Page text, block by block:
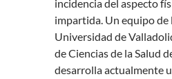
incidencia del aspecto
impartida. Un equipo de
Universidad de
de Ciencias de la Salud
desarrolla actualmente